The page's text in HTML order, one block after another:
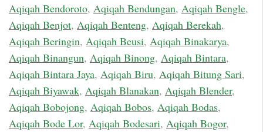
Aqiqah Bendoroto, Aqiqah Bendungan, Aqiqah Bengle,
Aqiqah Benjot, Aqiqah Benteng, Aqiqah Berekah,
Aqiqah Beringin, Aqiqah Beusi, Aqiqah Binakarya,
Aqiqah Binangun, Aqiqah Binong, Aqiqah Bintara,
Aqiqah Bintara Jaya, Aqiqah Biru, Aqiqah Bitung Sari,
Aqiqah Biyawak, Aqiqah Blanakan, Aqiqah Blender,
Aqiqah Bobojong, Aqiqah Bobos, Aqiqah Bodas,
Aqiqah Bode Lor, Aqiqah Bodesari, Aqiqah Bogor,